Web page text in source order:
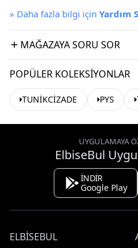
» Daha fazla bilgi için Yardım
MAĞAZAYA SORU SOR
POPÜLER KOLEKSIYONLAR
TUNİKCİZADE PYS
UYGULAMAYA
ElbiseBul
İNDİR
Google Play
ELBISEBUL